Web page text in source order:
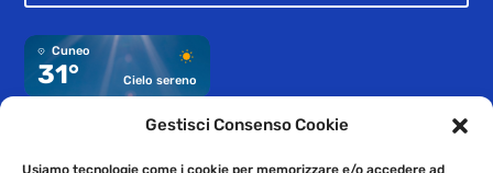
Gestisci Consenso Cookie
Usiamo tecnologie come i cookie per memorizzare e/o accedere ad
Cuneo
31° Cielo sereno